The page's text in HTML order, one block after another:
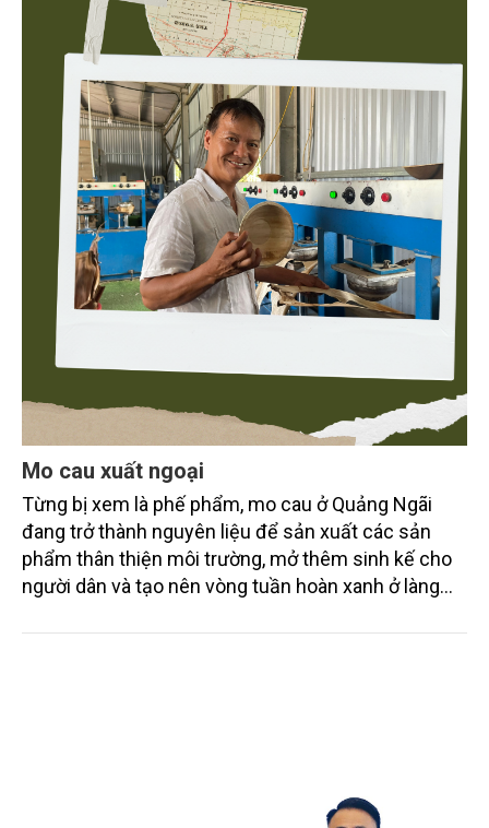
Mo cau xuất ngoại
Từng bị xem là phế phẩm, mo cau ở Quảng Ngãi
đang trở thành nguyên liệu để sản xuất các sản
phẩm thân thiện môi trường, mở thêm sinh kế cho
người dân và tạo nên vòng tuần hoàn xanh ở làng
chén, dĩa... từ mo cau đã được thị trường trong nước